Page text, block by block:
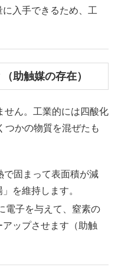
入手できるため、工
助触媒の存在）
ん。工業的には四酸化
つかの物質を混ぜたも
で固まって表面積が減
を維持します。
電子を与えて、窒素の
ップさせます（助触